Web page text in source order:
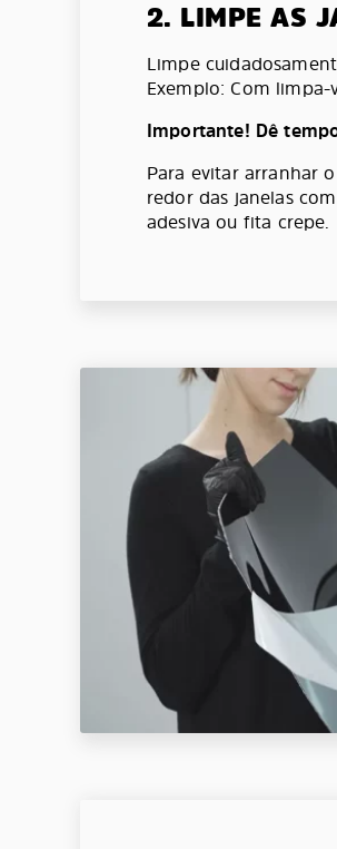
2. LIMPE AS
Limpe
Exemplo: Com limpa-
Importante! Dê
Para evitar arranhar
redor das janelas
adesiva ou fita crepe.